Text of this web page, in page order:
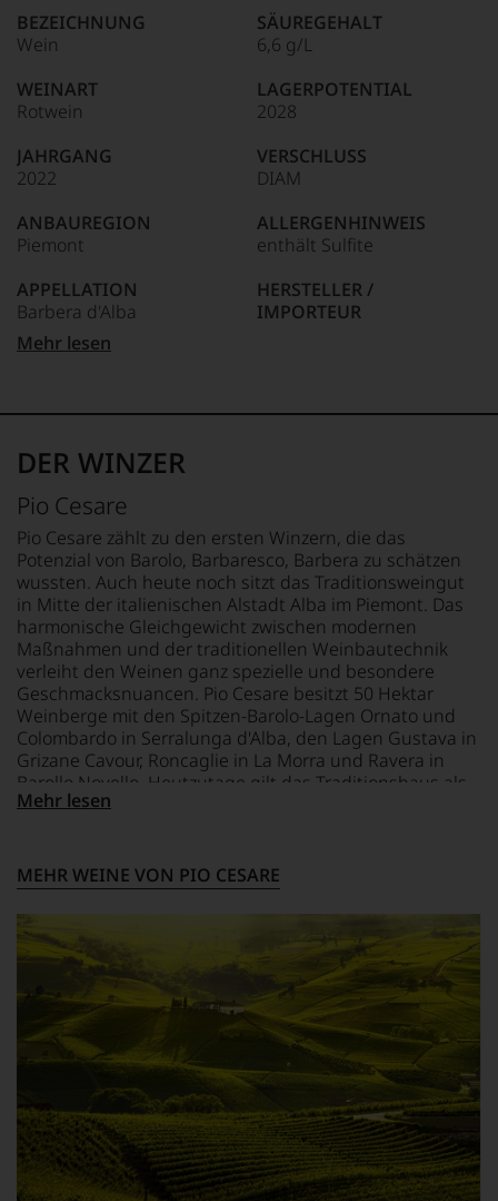
Unter 85 Punkte:
für
die
edlen
Weine
der
Welt,
kaum
ein
Das
dokumentieren
auch
und
gerade
mit
Medaillen
Weinjournalisten
Fachpublikationen
unseren
Aussendungen
oder
in
unserem
Webshop,
um
zu
unterstreichen,
auf
welch
hohem
Niveau
bewegt.
genügt
nicht
Wir
haben
manch
eine
Bewertung
schwer
BEZEICHNUNG
Wein
WEINART
Rotwein
JAHRGANG
2022
ANBAUREGION
Piemont
APPELLATION
Barbera d'Alba
QUALITÄTSSTUFE
100% Barbera
TRINKTEMPERATUR
16 °C
ALKOHOLGEHALT
14 % Vol.
SÄUREGEHALT
6,6 g/L
LAGERPOTENTIAL
2028
VERSCHLUSS
DIAM
ALLERGENHINWEIS
enthält Sulfite
HERSTELLER /
IMPORTEUR
LAND
GESCHMACK
trocken
Mehr lesen
DER WINZER
Pio Cesare
Pio Cesare zählt zu den ersten Winzern, die das
Potenzial von Barolo, Barbaresco, Barbera zu schätzen
wussten. Auch heute noch sitzt das Traditionsweingut
in Mitte der italienischen Alstadt Alba im Piemont. Das
harmonische Gleichgewicht zwischen modernen
Maßnahmen und der traditionellen Weinbautechnik
verleiht den Weinen ganz spezielle und besondere
Geschmacksnuancen. Pio Cesare besitzt 50 Hektar
Weinberge mit den Spitzen-Barolo-Lagen Ornato und
Colombardo in Serralunga d'Alba, den Lagen Gustava in
Grizane Cavour, Roncaglie in La Morra und Ravera in
Barollo Novello. Heutzutage gilt das Traditionshaus als
internationale Spitzenkellerei für Barolo und
Mehr lesen
MEHR WEINE VON PIO CESARE